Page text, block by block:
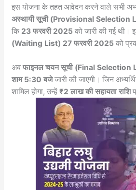
इस योजना के तहत आवेदन करने वाले सभी
अस्थायी सूची (Provisional Selection
कि 23 फरवरी 2025 को जारी की गई थी।
(Waiting List) 27 फरवरी 2025 को
अब फाइनल चयन सूची (Final Selection
शाम 5:30 बजेजारी की जाएगी। जिन
शामिल होगा, उन्हें ₹2 लाख की सहायता राशि